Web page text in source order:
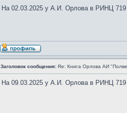
На 02.03.2025 у А.И. Орлова в РИНЦ 719
Заголовок сообщения: Re: Книга Орлова АИ
На 09.03.2025 у А.И. Орлова в РИНЦ 719